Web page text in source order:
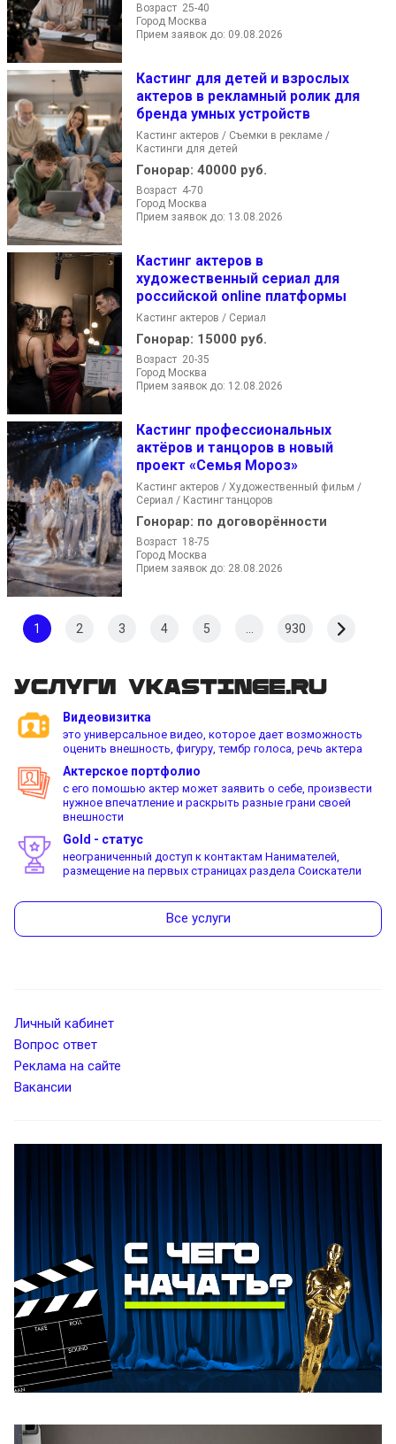
Возраст 25-40
Город Москва
Прием заявок до: 09.08.2026
Кастинг для детей и взрослых
актеров в рекламный ролик для
бренда умных устройств
Кастинг актеров / Съемки в рекламе /
Кастинги для детей
Гонорар: 40000 руб.
Возраст 4-70
Город Москва
Прием заявок до: 13.08.2026
Кастинг актеров в
художественный сериал для
российской online платформы
Кастинг актеров / Сериал
Гонорар: 15000 руб.
Возраст 20-35
Город Москва
Прием заявок до: 12.08.2026
Кастинг профессиональных
актёров и танцоров в новый
проект «Семья Мороз»
Кастинг актеров / Художественный фильм /
Сериал / Кастинг танцоров
Гонорар: по договорённости
Возраст 18-75
Город Москва
Прием заявок до: 28.08.2026
1 2 3 4 5 930
Услуги vkastinge.ru
Видеовизитка
это универсальное видео, которое дает возможность
оценить внешность, фигуру, тембр голоса, речь актера
Актерское портфолио
с его помошью актер может заявить о себе, произвести
нужное впечатление и раскрыть разные грани своей
внешности
Gold - статус
неограниченный доступ к контактам Нанимателей,
размещение на первых страницах раздела Соискатели
Все услуги
Личный кабинет
Вопрос ответ
Реклама на сайте
Вакансии